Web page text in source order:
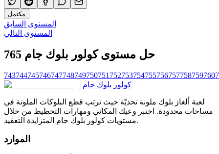
مكتمل
المستوى السابق
المستوى التالي
حل مستوى كولور بلوك جام 765
743744745746747748749750751 752753754755756757758759760
كولور بلوك جام
لعبة ألغاز بلوك ملونة تحديّة حيث ترتب قطع البلوكات الملونة في
مساحات محدودة. اختبر وعيك المكاني ومهارات التخطيط من خلال
مستويات كولور بلوك جام المتزايدة التعقيد.
الموارد